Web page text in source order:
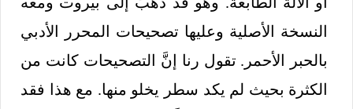
النسخة الأصلية وعليها تصحيحات المحرر الأدبي
بالحبر الأحمر. تقول رنا إنَّ التصحيحات كانت من
الكثرة بحيث لم يكد سطر يخلو منها. مع هذا فقد